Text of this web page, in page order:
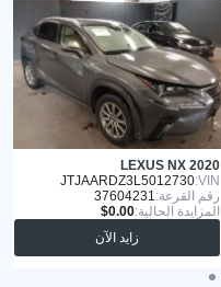
LEXUS NX 2020
VIN:
JTJAARDZ3L5012730
رقم القرعة:37604231
المزايدة الحالية:
زايد الآن